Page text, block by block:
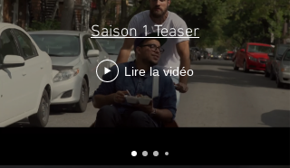
Saison 1 Teaser
Lire la vidéo